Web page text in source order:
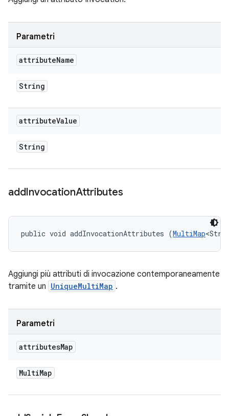
Parametri
attributeName
String
attributeValue
String
addInvocationAttributes
public void addInvocationAttributes (MultiMap
Aggiungi più attributi di invocazione contemporaneamente
tramite un UniqueMultiMap .
Parametri
attributesMap
MultiMap